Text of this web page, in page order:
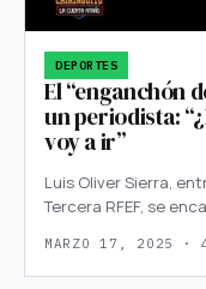
DEPORTES
El “enganchón
un periodista:
voy a ir”
Luis Oliver Sierra,
Tercera RFEF, se
MARZO 17, 2025 ·